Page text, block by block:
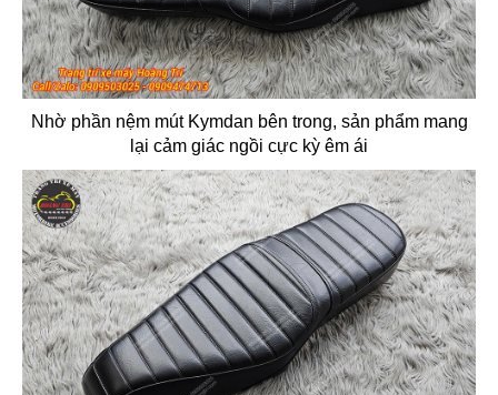
Nhờ phần nệm mút Kymdan bên trong, sản phẩm mang
lại cảm giác ngồi cực kỳ êm ái